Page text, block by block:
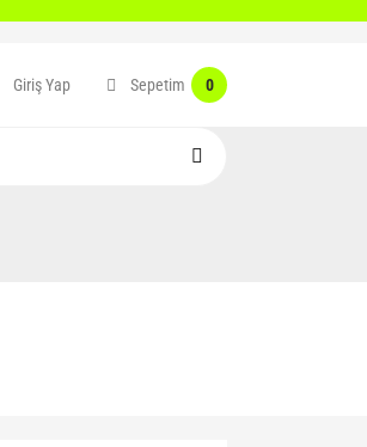
Giriş Yap Sepetim 0